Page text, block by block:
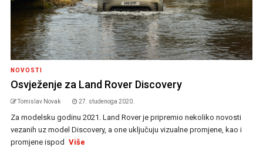
NOVOSTI
Osvježenje za Land Rover Discovery
Tomislav Novak 27. studenoga 2020.
Za modelsku godinu 2021. Land Rover je pripremio nekoliko novosti
vezanih uz model Discovery, a one uključuju vizualne promjene, kao i
promjene ispod Više